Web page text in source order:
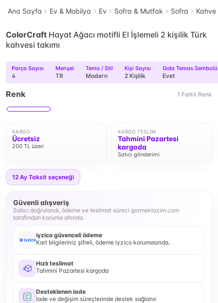
Ana Sayfa Ev & Mobilya Ev Sofra & Mutfak Sofra Kahve
ColorCraft Hayat Ağacı motifli El İşlemeli 2 kişilik Türk
kahvesi takımı
Parça Sayısı
4
Menşei
TR
Tema / Stil
Modern
Kişi Sayısı
2 Kişilik
Gıda Temas Sembolü
Evet
Renk 1 Farklı Renk
KARGO
Ücretsiz
200 TL üzeri
KARGO TESLIM
Tahmini Pazartesi
kargoda
Satıcı gönderimi
12 Ay Taksit seçeneği
Güvenli alışveriş
Satıcı doğrulandı, ödeme ve teslimat süreci gormeklazim.com
tarafından koruma altında.
iyzico güvenceli ödeme
Kart bilgileriniz şifreli, ödeme iyzico korumasında.
Hızlı teslimat
Tahmini Pazartesi kargoda
Desteklenen iade
İade ve değişim süreçlerinde destek sağlanır.